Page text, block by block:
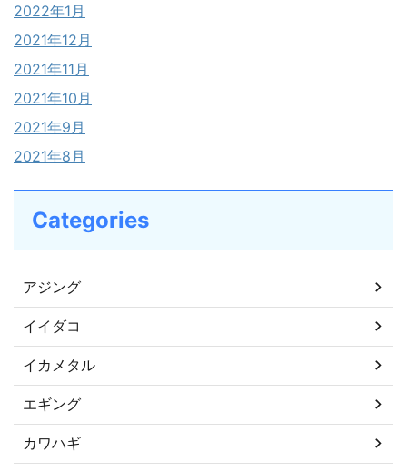
2022年1月
2021年12月
2021年11月
2021年10月
2021年9月
2021年8月
Categories
アジング
イイダコ
イカメタル
エギング
カワハギ